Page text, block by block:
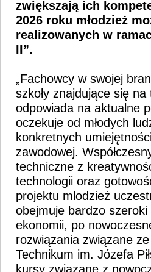
zwiększają ich
2026 roku młodzież
realizowanych w
II”.
„Fachowcy w swojej
szkoły znajdujące się
odpowiada na aktualne
oczekuje od młodych
konkretnych
zawodowej.
techniczne z
technologii oraz
projektu mlodzież
obejmuje bardzo
ekonomii, po
rozwiązania związane
Technikum im. Józefa
kursy związane z